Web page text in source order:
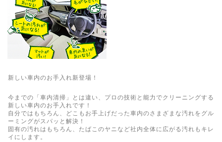
新しい車内のお手入れ新登場！
今までの「車内清掃」とは違い、プロの技術と能力でクリーニングする
新しい車内のお手入れです！
自分ではもちろん、どこもお手上げだった車内のさまざまな汚れをグル
ーミングがスパッと解決！
固有の汚れはもちろん、たばこのヤニなど社内全体に広がる汚れもキレ
イにします。